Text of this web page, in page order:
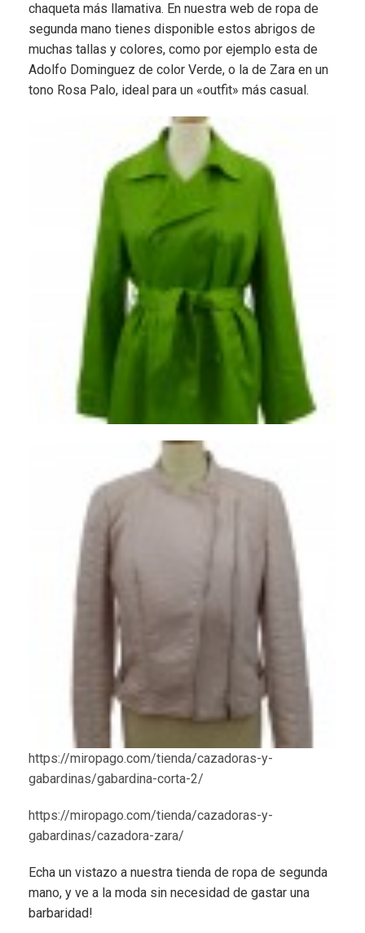
chaqueta más llamativa. En nuestra web de ropa de
segunda mano tienes disponible estos abrigos de
muchas tallas y colores, como por ejemplo esta de
Adolfo Dominguez de color Verde, o la de Zara en un
tono Rosa Palo, ideal para un «outfit» más casual.
https://miropago.com/tienda/cazadoras-y-
gabardinas/gabardina-corta-2/
https://miropago.com/tienda/cazadoras-y-
gabardinas/cazadora-zara/
Echa un vistazo a nuestra tienda de ropa de segunda
mano, y ve a la moda sin necesidad de gastar una
barbaridad!